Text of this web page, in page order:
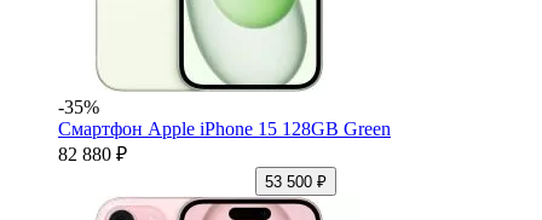
-35%
Смартфон Apple iPhone 15 128GB Green
82 880 ₽
53 500 ₽